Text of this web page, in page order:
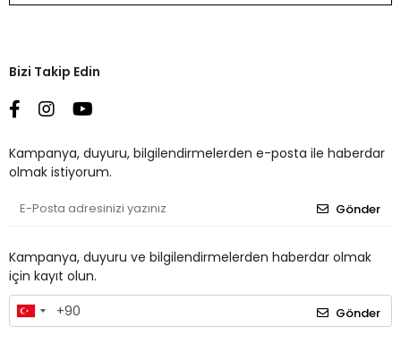
Bizi Takip Edin
Kampanya, duyuru, bilgilendirmelerden e-posta ile haberdar
olmak istiyorum.
Gönder
Kampanya, duyuru ve bilgilendirmelerden haberdar olmak
için kayıt olun.
Gönder